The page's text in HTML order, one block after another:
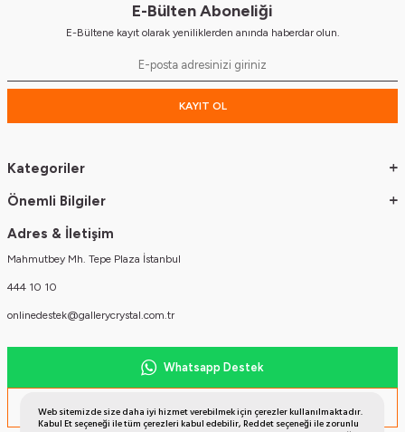
Web sitemizde size daha iyi hizmet verebilmek için çerezler kullanılmaktadır.
Kabul Et seçeneği ile tüm çerezleri kabul edebilir, Reddet seçeneği ile zorunlu
E-Bülten Aboneliği
E-Bültene kayıt olarak yeniliklerden anında haberdar olun.
KAYIT OL
Kategoriler
Önemli Bilgiler
Adres & İletişim
Mahmutbey Mh. Tepe Plaza İstanbul
444 10 10
onlinedestek@gallerycrystal.com.tr
Whatsapp Destek
Müşteri Temsilcisi